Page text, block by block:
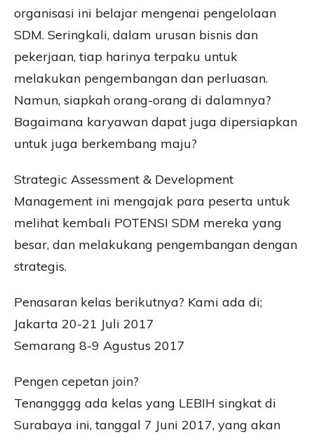
organisasi ini belajar mengenai pengelolaan
SDM. Seringkali, dalam urusan bisnis dan
pekerjaan, tiap harinya terpaku untuk
melakukan pengembangan dan perluasan.
Namun, siapkah orang-orang di dalamnya?
Bagaimana karyawan dapat juga dipersiapkan
untuk juga berkembang maju?
Strategic Assessment & Development
Management ini mengajak para peserta untuk
melihat kembali POTENSI SDM mereka yang
besar, dan melakukang pengembangan dengan
strategis.
Penasaran kelas berikutnya? Kami ada di;
Jakarta 20-21 Juli 2017
Semarang 8-9 Agustus 2017
Pengen cepetan join?
Tenangggg ada kelas yang LEBIH singkat di
Surabaya ini, tanggal 7 Juni 2017, yang akan